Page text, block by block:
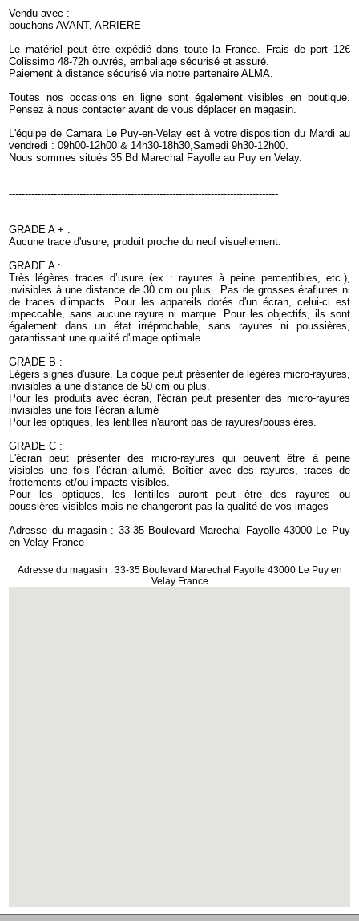
Vendu avec :
bouchons AVANT, ARRIERE
Le matériel peut être expédié dans toute la France. Frais de port 12€
Colissimo 48-72h ouvrés, emballage sécurisé et assuré.
Paiement à distance sécurisé via notre partenaire ALMA.
Toutes nos occasions en ligne sont également visibles en boutique.
Pensez à nous contacter avant de vous déplacer en magasin.
L'équipe de Camara Le Puy-en-Velay est à votre disposition du Mardi au
vendredi : 09h00-12h00 & 14h30-18h30,Samedi 9h30-12h00.
Nous sommes situés 35 Bd Marechal Fayolle au Puy en Velay.
------------------------------------------------------------------------------------
GRADE A + :
Aucune trace d'usure, produit proche du neuf visuellement.
GRADE A :
Très légères traces d’usure (ex : rayures à peine perceptibles, etc.),
invisibles à une distance de 30 cm ou plus.. Pas de grosses éraflures ni
de traces d’impacts. Pour les appareils dotés d'un écran, celui-ci est
impeccable, sans aucune rayure ni marque. Pour les objectifs, ils sont
également dans un état irréprochable, sans rayures ni poussières,
garantissant une qualité d'image optimale.
GRADE B :
Légers signes d'usure. La coque peut présenter de légères micro-rayures,
invisibles à une distance de 50 cm ou plus.
Pour les produits avec écran, l'écran peut présenter des micro-rayures
invisibles une fois l'écran allumé
Pour les optiques, les lentilles n'auront pas de rayures/poussières.
GRADE C :
L'écran peut présenter des micro-rayures qui peuvent être à peine
visibles une fois l’écran allumé. Boîtier avec des rayures, traces de
frottements et/ou impacts visibles.
Pour les optiques, les lentilles auront peut être des rayures ou
poussières visibles mais ne changeront pas la qualité de vos images
Adresse du magasin : 33-35 Boulevard Marechal Fayolle 43000 Le Puy
en Velay France
Adresse du magasin : 33-35 Boulevard Marechal Fayolle 43000 Le Puy en
Velay France